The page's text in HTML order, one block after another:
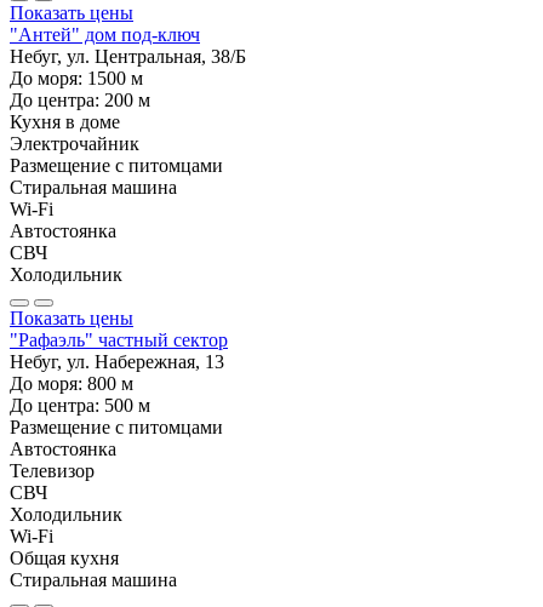
Показать цены
"Антей" дом под-ключ
Небуг, ул. Центральная, 38/Б
До моря: 1500 м
До центра: 200 м
Кухня в доме
Электрочайник
Размещение с питомцами
Стиральная машина
Wi-Fi
Автостоянка
СВЧ
Холодильник
Показать цены
"Рафаэль" частный сектор
Небуг, ул. Набережная, 13
До моря: 800 м
До центра: 500 м
Размещение с питомцами
Автостоянка
Телевизор
СВЧ
Холодильник
Wi-Fi
Общая кухня
Стиральная машина